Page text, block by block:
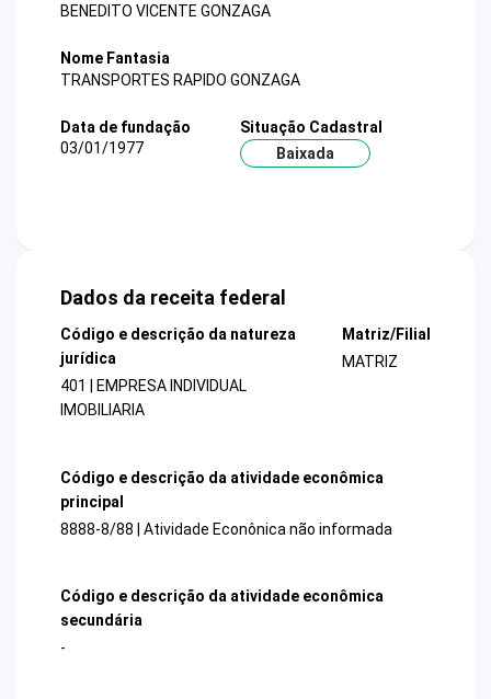
BENEDITO VICENTE GONZAGA
Nome Fantasia
TRANSPORTES RAPIDO GONZAGA
Data de fundação
03/01/1977
Situação Cadastral
Baixada
Dados da receita federal
Código e descrição da natureza
jurídica
401 | EMPRESA INDIVIDUAL
IMOBILIARIA
Matriz/Filial
MATRIZ
Código e descrição da atividade econômica
principal
8888-8/88 | Atividade Econônica não informada
Código e descrição da atividade econômica
secundária
-